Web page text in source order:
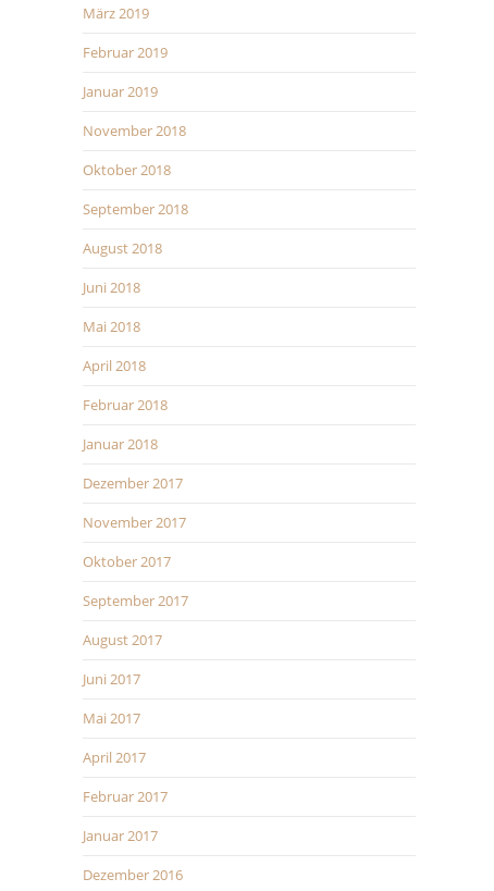
März 2019
Februar 2019
Januar 2019
November 2018
Oktober 2018
September 2018
August 2018
Juni 2018
Mai 2018
April 2018
Februar 2018
Januar 2018
Dezember 2017
November 2017
Oktober 2017
September 2017
August 2017
Juni 2017
Mai 2017
April 2017
Februar 2017
Januar 2017
Dezember 2016